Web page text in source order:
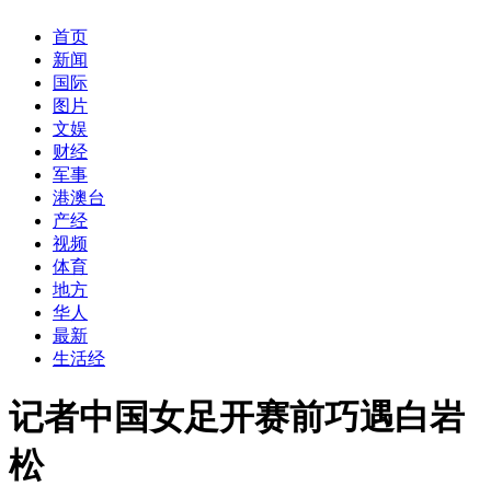
首页
新闻
国际
图片
文娱
财经
军事
港澳台
产经
视频
体育
地方
华人
最新
生活经
记者中国女足开赛前巧遇白岩
松